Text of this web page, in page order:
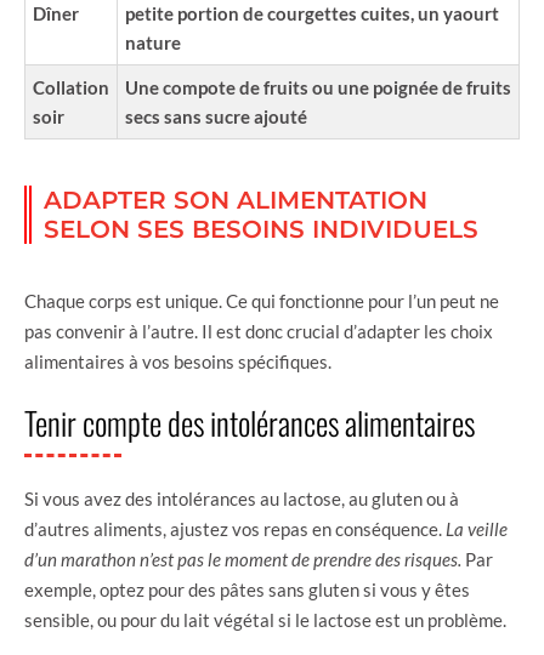
Dîner
petite portion de courgettes cuites, un yaourt
nature
Collation
soir
Une compote de fruits ou une poignée de fruits
secs sans sucre ajouté
ADAPTER SON ALIMENTATION
SELON SES BESOINS INDIVIDUELS
Chaque corps est unique. Ce qui fonctionne pour l’un peut ne
pas convenir à l’autre. Il est donc crucial d’adapter les choix
alimentaires à vos besoins spécifiques.
Tenir compte des intolérances alimentaires
Si vous avez des intolérances au lactose, au gluten ou à
d’autres aliments, ajustez vos repas en conséquence. La veille
d’un marathon n’est pas le moment de prendre des risques. Par
exemple, optez pour des pâtes sans gluten si vous y êtes
sensible, ou pour du lait végétal si le lactose est un problème.